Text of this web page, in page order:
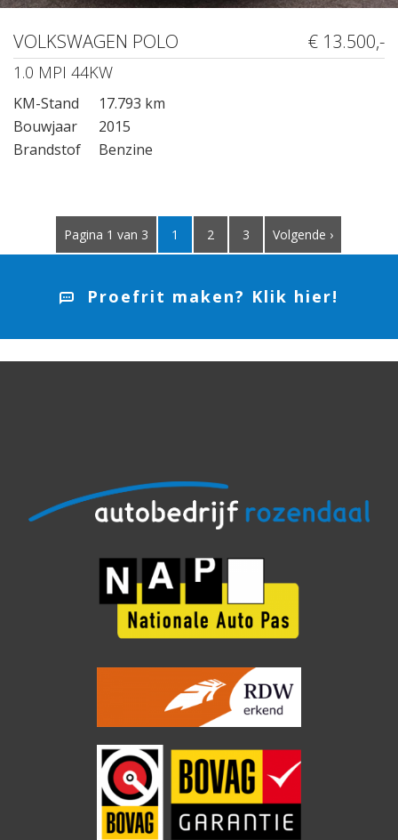
VOLKSWAGEN POLO € 13.500,-
1.0 MPI 44KW
KM-Stand
17.793 km
Bouwjaar
2015
Brandstof
Benzine
Pagina 1 van 3 1 2 3 Volgende ›
Proefrit maken? Klik hier!